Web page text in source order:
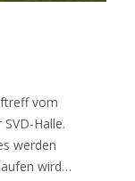
vom
Halle.
werden
wird…